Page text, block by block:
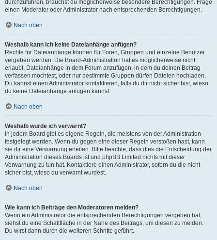
durchzuführen, brauchst du möglicherweise besondere Berechtigungen. Frage
einen Moderator oder Administrator nach entsprechenden Berechtigungen.
Nach oben
Weshalb kann ich keine Dateianhänge anfügen?
Rechte für Dateianhänge können für Foren, Gruppen und einzelne Benutzer
vergeben werden. Die Board-Administration hat es möglicherweise nicht
erlaubt, Dateianhänge in dem Forum anzufügen, in dem du deinen Beitrag
verfassen möchtest, oder nur bestimmte Gruppen dürfen Dateien hochladen.
Du kannst einen Administrator kontaktieren, falls du dir nicht sicher bist, wieso
du keine Dateianhänge anfügen kannst.
Nach oben
Weshalb wurde ich verwarnt?
In jedem Board gibt es eigene Regeln, die meistens von der Administration
festgelegt werden. Wenn du gegen eine dieser Regeln verstoßen hast, kann
sie dir eine Verwarnung erteilen. Bitte beachte, dass dies die Entscheidung der
Administration dieses Boards ist und phpBB Limited nichts mit dieser
Verwarnung zu tun hat. Kontaktiere einen Administrator, sofern du die nicht
sicher bist, wieso du verwarnt wurdest.
Nach oben
Wie kann ich Beiträge den Moderatoren melden?
Wenn ein Administrator die entsprechenden Berechtigungen vergeben hat,
siehst du eine Schaltfläche in der Nähe des Beitrags, um diesen zu melden.
Du wirst dann durch die weiteren Schritte geführt.